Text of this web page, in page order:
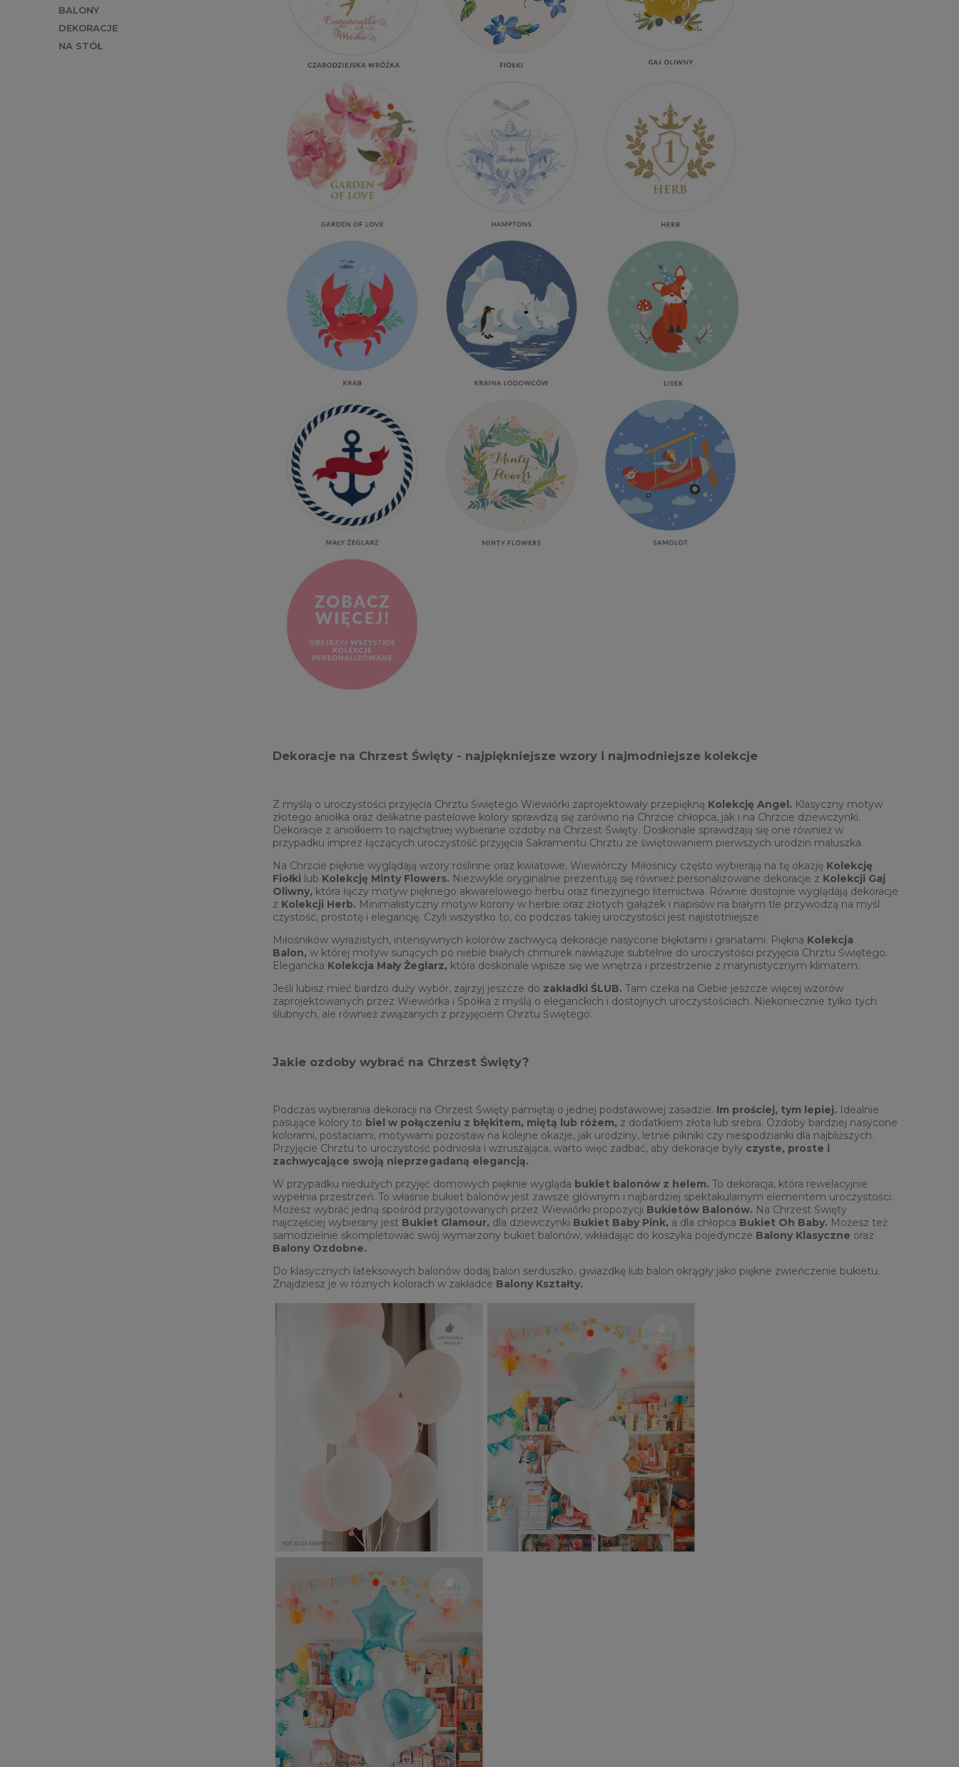
BALONY
DEKORACJE
NA STÓŁ
Dekoracje na Chrzest Święty - najpiękniejsze wzory i najmodniejsze kolekcje
Z myślą o uroczystości przyjęcia Chrztu Świętego Wiewiórki zaprojektowały przepiękną Kolekcję Angel. Klasyczny motyw
złotego aniołka oraz delikatne pastelowe kolory sprawdzą się zarówno na Chrzcie chłopca, jak i na Chrzcie dziewczynki.
Dekoracje z aniołkiem to najchętniej wybierane ozdoby na Chrzest Święty. Doskonale sprawdzają się one również w
przypadku imprez łączących uroczystość przyjęcia Sakramentu Chrztu ze świętowaniem pierwszych urodzin maluszka.
Na Chrzcie pięknie wyglądają wzory roślinne oraz kwiatowe. Wiewiórczy Miłośnicy często wybierają na tę okazję Kolekcję
Fiołki lub Kolekcję Minty Flowers. Niezwykle oryginalnie prezentują się również personalizowane dekoracje z Kolekcji Gaj
Oliwny, która łączy motyw pięknego akwarelowego herbu oraz finezyjnego liternictwa. Równie dostojnie wyglądają dekoracje
z Kolekcji Herb. Minimalistyczny motyw korony w herbie oraz złotych gałązek i napisów na białym tle przywodzą na myśl
czystość, prostotę i elegancję. Czyli wszystko to, co podczas takiej uroczystości jest najistotniejsze.
Miłośników wyrazistych, intensywnych kolorów zachwycą dekoracje nasycone błękitami i granatami. Piękna Kolekcja
Balon, w której motyw sunących po niebie białych chmurek nawiązuje subtelnie do uroczystości przyjęcia Chrztu Świętego.
Elegancka Kolekcja Mały Żeglarz, która doskonale wpisze się we wnętrza i przestrzenie z marynistycznym klimatem.
Jeśli lubisz mieć bardzo duży wybór, zajrzyj jeszcze do zakładki ŚLUB. Tam czeka na Ciebie jeszcze więcej wzorów
zaprojektowanych przez Wiewiórka i Spółka z myślą o eleganckich i dostojnych uroczystościach. Niekoniecznie tylko tych
ślubnych, ale również związanych z przyjęciem Chrztu Świętego.
Jakie ozdoby wybrać na Chrzest Święty?
Podczas wybierania dekoracji na Chrzest Święty pamiętaj o jednej podstawowej zasadzie. Im prościej, tym lepiej. Idealnie
pasujące kolory to biel w połączeniu z błękitem, miętą lub różem, z dodatkiem złota lub srebra. Ozdoby bardziej nasycone
kolorami, postaciami, motywami pozostaw na kolejne okazje, jak urodziny, letnie pikniki czy niespodzianki dla najbliższych.
Przyjęcie Chrztu to uroczystość podniosła i wzruszająca, warto więc zadbać, aby dekoracje były czyste, proste i
zachwycające swoją nieprzegadaną elegancją.
W przypadku niedużych przyjęć domowych pięknie wygląda bukiet balonów z helem. To dekoracja, która rewelacyjnie
wypełnia przestrzeń. To właśnie bukiet balonów jest zawsze głównym i najbardziej spektakularnym elementem uroczystości.
Możesz wybrać jedną spośród przygotowanych przez Wiewiórki propozycji Bukietów Balonów. Na Chrzest Święty
najczęściej wybierany jest Bukiet Glamour, dla dziewczynki Bukiet Baby Pink, a dla chłopca Bukiet Oh Baby. Możesz też
samodzielnie skompletować swój wymarzony bukiet balonów, wkładając do koszyka pojedyncze Balony Klasyczne oraz
Balony Ozdobne.
Do klasycznych lateksowych balonów dodaj balon serduszko, gwiazdkę lub balon okrągły jako piękne zwieńczenie bukietu.
Znajdziesz je w różnych kolorach w zakładce Balony Kształty.